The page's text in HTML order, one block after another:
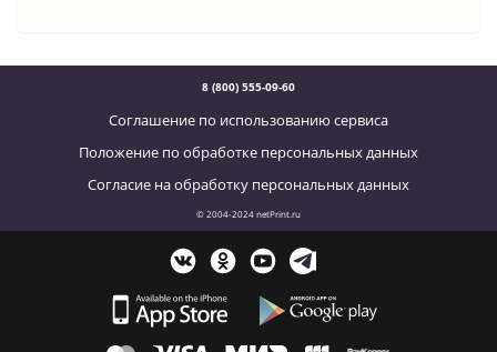
8 (800) 555-09-60
Соглашение по использованию сервиса
Положение по обработке персональных данных
Согласие на обработку персональных данных
© 2004-2024 netPrint.ru